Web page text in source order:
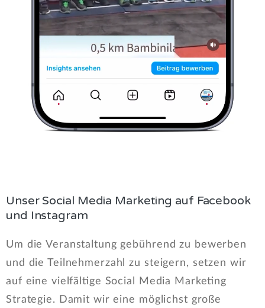
Unser Social Media Marketing auf Facebook
und Instagram
Um die Veranstaltung gebührend zu bewerben
und die Teilnehmerzahl zu steigern, setzen wir
auf eine vielfältige Social Media Marketing
Strategie. Damit wir eine möglichst große